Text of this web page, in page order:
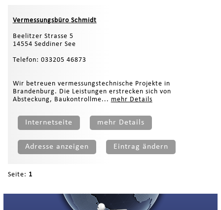
Vermessungsbüro Schmidt
Beelitzer Strasse 5
14554 Seddiner See
Telefon: 033205 46873
Wir betreuen vermessungstechnische Projekte in
Brandenburg. Die Leistungen erstrecken sich von
Absteckung, Baukontrollme... mehr Details
Internetseite mehr Details
Adresse anzeigen Eintrag ändern
Seite: 1